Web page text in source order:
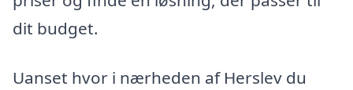
dit budget.
Uanset hvor i nærheden af Herslev du